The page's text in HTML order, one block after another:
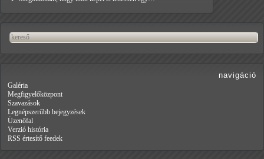
navigáció
Galéria
Megfigyelőközpont
Szavazások
Legnépszerűbb bejegyzések
Üzenőfal
Verzió história
RSS értesítő feedek